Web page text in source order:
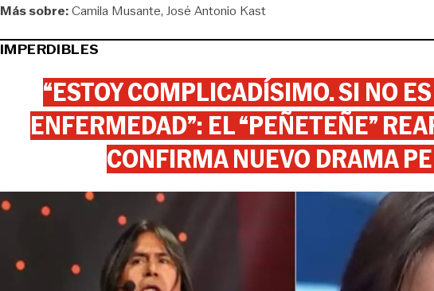
Más sobre:Camila Musante José Antonio Kast
IMPERDIBLES
“ESTOY COMPLICADÍSIMO. SI NO
ENFERMEDAD”: EL “PEÑETEÑE”
CONFIRMA NUEVO DRAMA